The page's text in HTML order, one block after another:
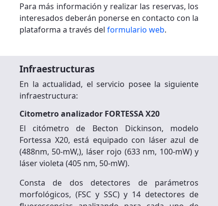
Para más información y realizar las reservas, los
interesados deberán ponerse en contacto con la
plataforma a través del formulario web.
Infraestructuras
En la actualidad, el servicio posee la siguiente
infraestructura:
Citometro analizador FORTESSA X20
El citómetro de Becton Dickinson, modelo
Fortessa X20, está equipado con láser azul de
(488nm, 50-mW,), láser rojo (633 nm, 100-mW) y
láser violeta (405 nm, 50-mW).
Consta de dos detectores de parámetros
morfológicos, (FSC y SSC) y 14 detectores de